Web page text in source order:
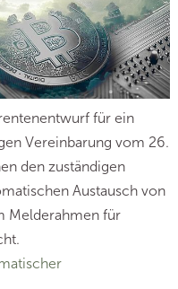
für ein
Vereinbarung vom 26.
den zuständigen
Austausch von
Melderahmen für